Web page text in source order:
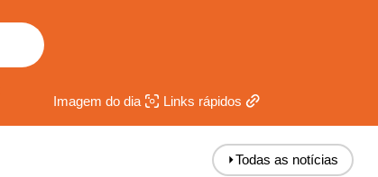
Imagem do dia Links rápidos
⏵Todas as notícias